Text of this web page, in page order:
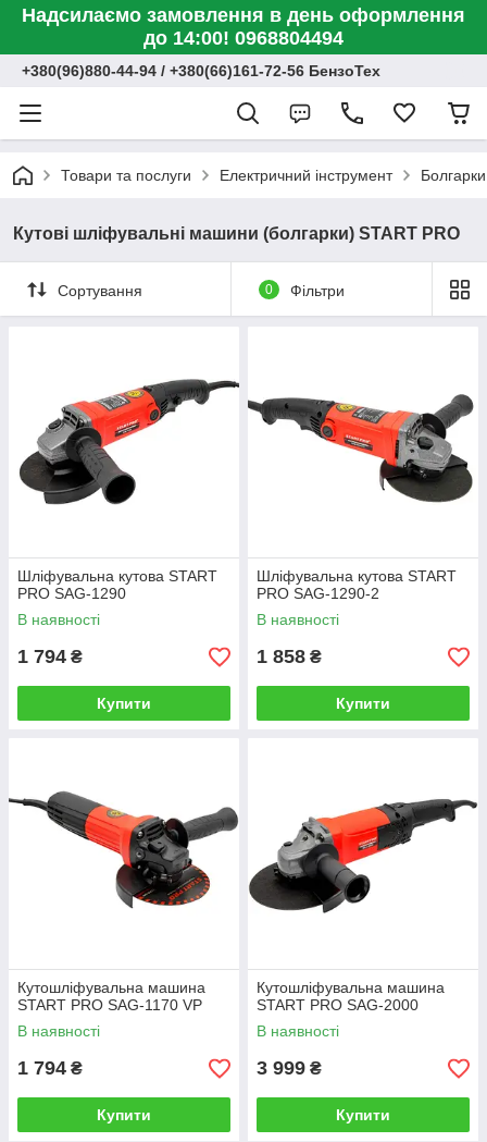
Надсилаємо замовлення в день оформлення
до 14:00! 0968804494
+380(96)880-44-94 / +380(66)161-72-56 БензоТех
Товари та послуги Електричний інструмент
Кутові шліфувальні машини (болгарки) START PRO
Сортування 0 Фільтри
Шліфувальна кутова START
PRO SAG-1290
В наявності
1 794 ₴
Купити
Шліфувальна кутова START
PRO SAG-1290-2
В наявності
1 858 ₴
Купити
Кутошліфувальна машина
START PRO SAG-1170 VP
В наявності
1 794 ₴
Купити
Кутошліфувальна машина
START PRO SAG-2000
В наявності
3 999 ₴
Купити